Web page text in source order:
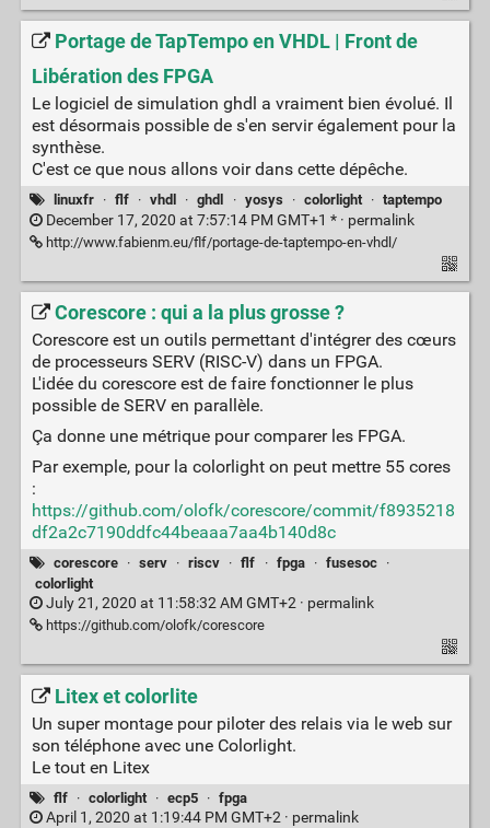
Portage de TapTempo en VHDL | Front de
Libération des FPGA
Le logiciel de simulation ghdl a vraiment bien évolué. Il
est désormais possible de s'en servir également pour la
synthèse.
C'est ce que nous allons voir dans cette dépêche.
linuxfr · flf · vhdl · ghdl · yosys · colorlight · taptempo
December 17, 2020 at 7:57:14 PM GMT+1 * · permalink
http://www.fabienm.eu/flf/portage-de-taptempo-en-vhdl/
Corescore : qui a la plus grosse ?
Corescore est un outils permettant d'intégrer des cœurs
de processeurs SERV (RISC-V) dans un FPGA.
L'idée du corescore est de faire fonctionner le plus
possible de SERV en parallèle.
Ça donne une métrique pour comparer les FPGA.
Par exemple, pour la colorlight on peut mettre 55 cores
:
https://github.com/olofk/corescore/commit/f8935218
df2a2c7190ddfc44beaaa7aa4b140d8c
corescore · serv · riscv · flf · fpga · fusesoc
·
colorlight
July 21, 2020 at 11:58:32 AM GMT+2 · permalink
https://github.com/olofk/corescore
Litex et colorlite
Un super montage pour piloter des relais via le web sur
son téléphone avec une Colorlight.
Le tout en Litex
flf · colorlight · ecp5 · fpga
April 1, 2020 at 1:19:44 PM GMT+2 · permalink